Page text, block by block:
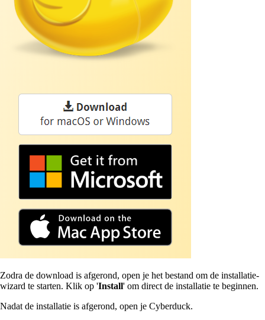
Zodra de download is afgerond, open je het bestand om de installatie-
wizard te starten. Klik op 'Install' om direct de installatie te beginnen.
Nadat de installatie is afgerond, open je Cyberduck.